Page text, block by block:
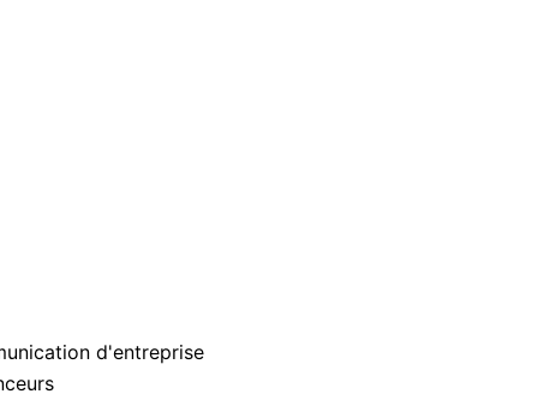
d'entreprise